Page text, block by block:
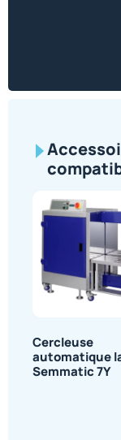
Cercleuse
automatique
Semmatic 7Y